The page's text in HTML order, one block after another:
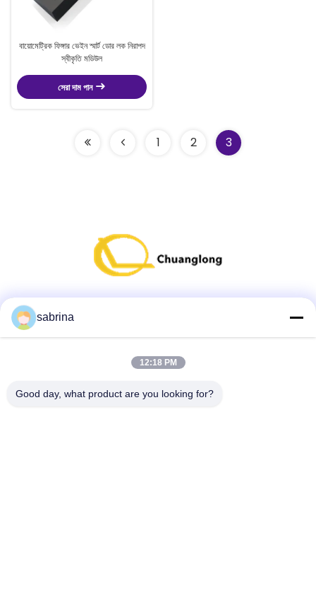
বায়োমেট্রিক ফিঙ্গার ভেইন স্মার্ট ডোর লক নিরাপদ
স্বীকৃতি মডিউল
সেরা দাম পান
1 2 3
টেল
sabrina
12:18 PM
Good day, what product are you looking for?